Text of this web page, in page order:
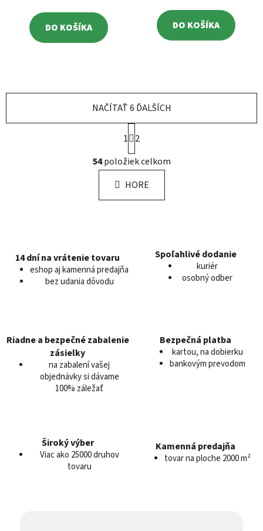
DO KOŠÍKA DO KOŠÍKA
O
v
l
á
d
NAČÍTAŤ 6 ĎALŠÍCH
S
t
r
á
n
k
1
2
54položiek celkom
HORE
14 dní na vrátenie tovaru
eshop aj kamenná predajňa
bez udania dôvodu
Spoľahlivé dodanie
kuriér
osobný odber
Riadne a bezpečné zabalenie
zásielky
na zabalení vašej
objednávky si dávame
100% záležať
Bezpečná platba
kartou, na dobierku
bankovým prevodom
Široký výber
Viac ako 25000 druhov
tovaru
Kamenná predajňa
tovar na ploche 2000 m²